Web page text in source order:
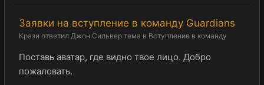
Заявки на вступление в команду Guardians
Крази ответил Джон Сильвер тема в Вступление в команду
Поставь аватар, где видно твое лицо. Добро
пожаловать.